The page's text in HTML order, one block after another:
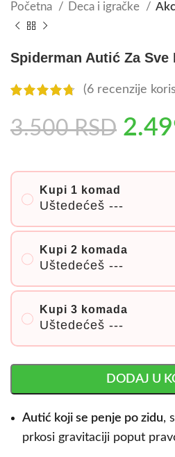
Početna Deca i igračke
Spiderman Autić Za Sve
(6 recenzije
3.500RSD
Kupi 1 komad
Uštedećeš ---
Kupi 2 komada
Uštedećeš ---
Kupi 3 komada
Uštedećeš ---
DODAJ U
Autić koji se penje po zidu,
prkosi gravitaciji poput